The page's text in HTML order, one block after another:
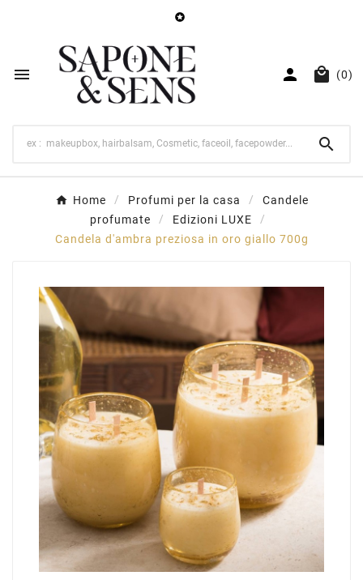

   (0)

Home Profumi per la casa
Candele
profumate
Edizioni LUXE
Candela d'ambra preziosa in oro giallo 700g